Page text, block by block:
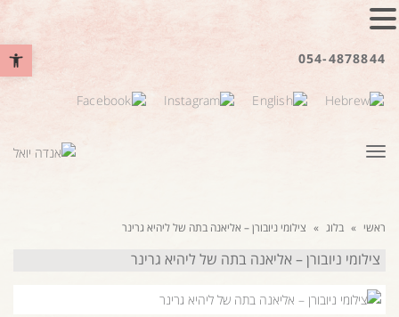
פתח סרגל 054-4878844
תפריט
ראשי » בלוג » צילומי ניובורן – אליאנה בתה של ליהיא גרינר
צילומי ניובורן – אליאנה בתה של ליהיא גרינר